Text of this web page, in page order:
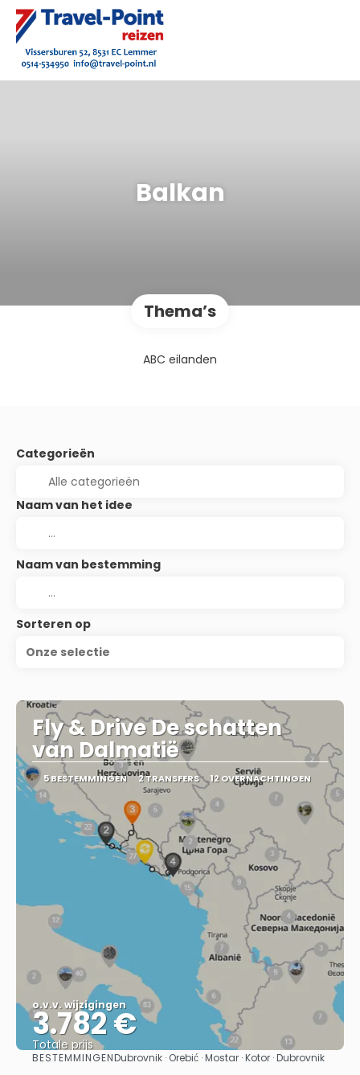
Balkan
Thema’s
ABC eilanden
Categorieën
Naam van het idee
Naam van bestemming
Sorteren op
Onze selectie
Fly & Drive De schatten
van Dalmatië
5 BESTEMMINGEN 2 TRANSFERS 12 OVERNACHTINGEN
o.v.v. wijzigingen
3.782 €
Totale prijs
Bekijk
BESTEMMINGENDubrovnik · Orebić · Mostar · Kotor · Dubrovnik